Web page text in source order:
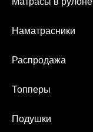
Наматрасники
Распродажа
Топперы
Подушки